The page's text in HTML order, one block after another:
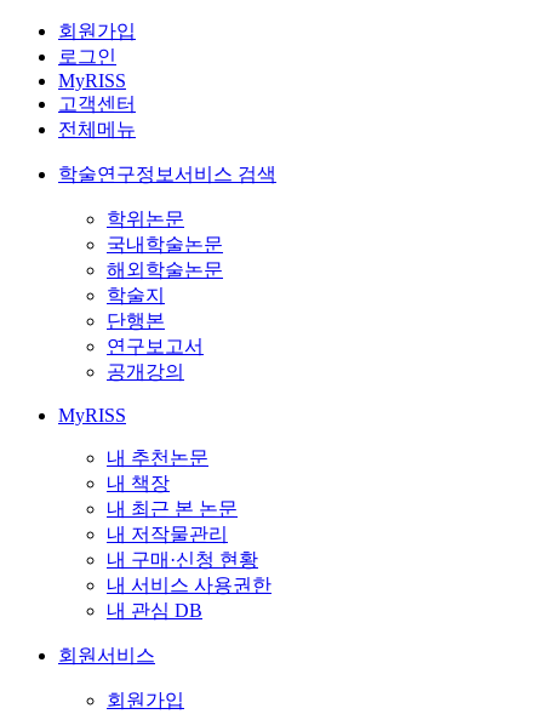
회원가입
로그인
MyRISS
고객센터
전체메뉴
학술연구정보서비스 검색
학위논문
국내학술논문
해외학술논문
학술지
단행본
연구보고서
공개강의
MyRISS
내 추천논문
내 책장
내 최근 본 논문
내 저작물관리
내 구매·신청 현황
내 서비스 사용권한
내 관심 DB
회원서비스
회원가입